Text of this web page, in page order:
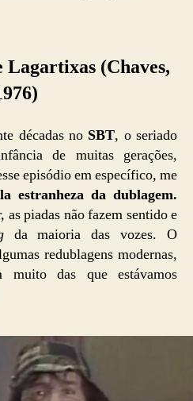
Lagartixas (Chaves,
décadas no SBT, o seriado
de muitas gerações,
episódio em específico, me
estranheza da dublagem.
piadas não fazem sentido e
da maioria das vozes. O
redublagens modernas,
muito das que estávamos